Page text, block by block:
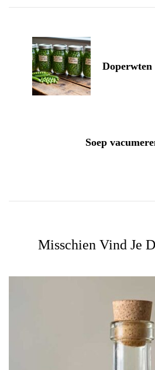
Navigation
Doperwten
Soep
Misschien Vind Je